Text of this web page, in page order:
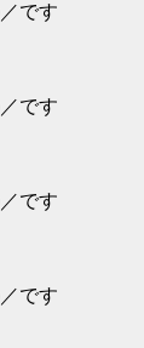
です
です
です
です